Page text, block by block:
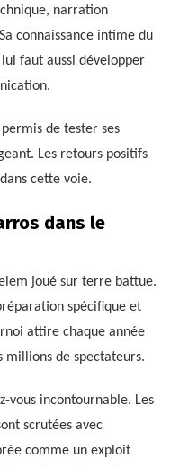
narration
connaissance intime du
faut aussi développer
de tester ses
Les retours positifs
cette voie.
dans le
joué sur terre battue.
spécifique et
attire chaque année
millions de spectateurs.
vous incontournable. Les
scrutées avec
comme un exploit